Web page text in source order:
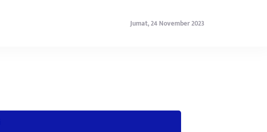
Jumat, 24 November 2023